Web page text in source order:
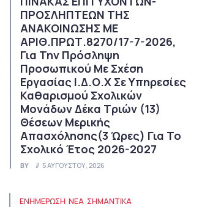
ΠΡΟΣΛΗΠΤΕΩΝ ΤΗΣ
ΑΝΑΚΟΙΝΩΣΗΣ ΜΕ
ΑΡΙΘ.ΠΡΩΤ.8270/17-7-2026,
Για Την Πρόσληψη
Προσωπικού Με Σχέση
Εργασίας Ι.Δ.Ο.Χ Σε Υπηρεσίες
Καθαρισμού Σχολικών
Μονάδων Δέκα Τριών (13)
Θέσεων Μερικής
Απασχόλησης(3 Ώρες) Για Το
Σχολικό Έτος 2026-2027
BY 5 ΑΥΓΟΎΣΤΟΥ, 2026
ΕΝΗΜΕΡΩΣΗ ΝΈΑ ΣΗΜΑΝΤΙΚΆ